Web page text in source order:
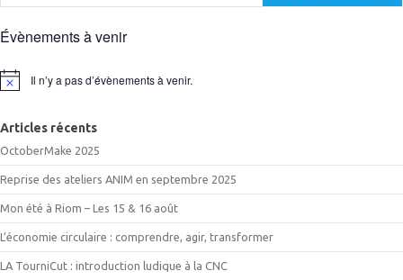
Évènements à venir
Notice Il n’y a pas d’évènements à venir.
Articles récents
OctoberMake 2025
Reprise des ateliers ANIM en septembre 2025
Mon été à Riom – Les 15 & 16 août
L’économie circulaire : comprendre, agir, transformer
LA TourniCut : introduction ludique à la CNC